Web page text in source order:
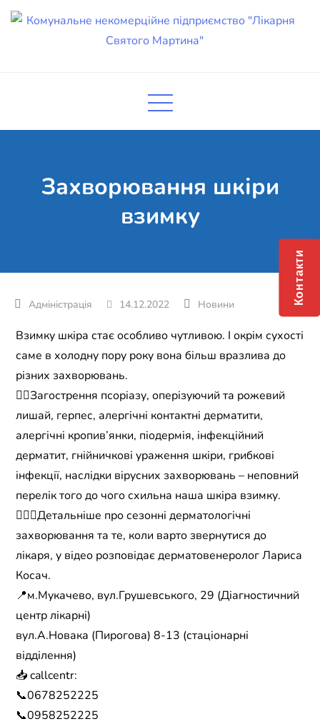
Skip
підприємство "Лікарня Святого
Захворювання шкіри
взимку
14.12.2022 Новини
Взимку шкіра стає особливо чутливою. І окрім сухості
саме в холодну пору року вона більш вразлива до
різних захворювань.
☝🏻Загострення псоріазу, оперізуючий та рожевий
лишай, герпес, алергічні контактні дерматити,
алергічні кропив’янки, піодермія, інфекційний
дерматит, гнійничкові ураження шкіри, грибкові
інфекції, наслідки вірусних захворювань – неповний
перелік того до чого схильна наша шкіра взимку.
👩🏻‍⚕️Детальніше про сезонні дерматологічні
захворювання та те, коли варто звернутися до
лікаря, у відео розповідає дерматовенеролог Лариса
Косач.
📍м.Мукачево, вул.Грушевського, 29 (Діагностичний
центр лікарні)
вул.А.Новака (Пирогова) 8-13 (стаціонарні
відділення)
📥 callcentr:
📞0678252225
📞0958252225
Контакти